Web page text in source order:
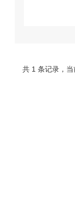
共 1 条记录，